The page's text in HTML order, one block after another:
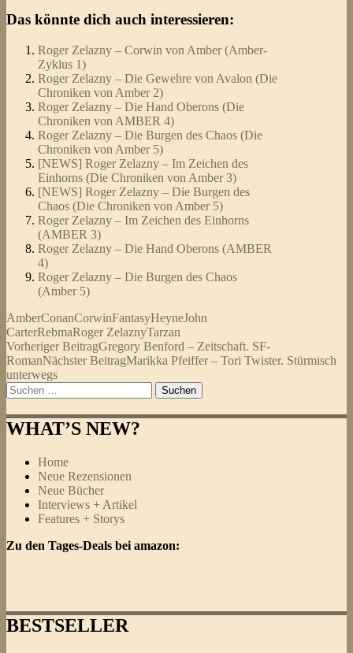
Das könnte dich auch interessieren:
Roger Zelazny – Corwin von Amber (Amber-
Zyklus 1)
Roger Zelazny – Die Gewehre von Avalon (Die
Chroniken von Amber 2)
Roger Zelazny – Die Hand Oberons (Die
Chroniken von AMBER 4)
Roger Zelazny – Die Burgen des Chaos (Die
Chroniken von Amber 5)
[NEWS] Roger Zelazny – Im Zeichen des
Einhorns (Die Chroniken von Amber 3)
[NEWS] Roger Zelazny – Die Burgen des
Chaos (Die Chroniken von Amber 5)
Roger Zelazny – Im Zeichen des Einhorns
(AMBER 3)
Roger Zelazny – Die Hand Oberons (AMBER
4)
Roger Zelazny – Die Burgen des Chaos
(Amber 5)
AmberConanCorwinFantasyHeyneJohn
CarterRebmaRoger ZelaznyTarzan
Beitragsnavigation
Vorheriger BeitragGregory Benford – Zeitschaft. SF-
RomanNächster BeitragMarikka Pfeiffer – Tori Twister. Stürmisch
unterwegs
Suchen
nach:
WHAT’S NEW?
Home
Neue Rezensionen
Neue Bücher
Interviews + Artikel
Features + Storys
Zu den Tages-Deals bei amazon:
BESTSELLER